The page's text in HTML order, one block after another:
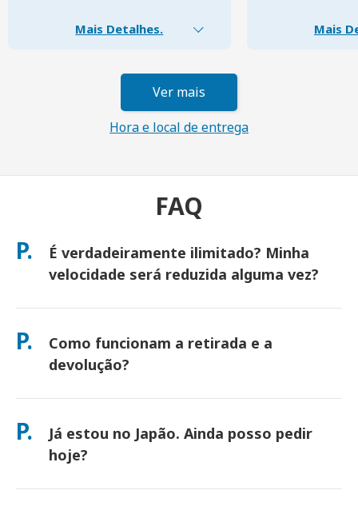
Mais Detalhes. Mais
Ver mais
Hora e local de entrega
FAQ
P.
É verdadeiramente ilimitado? Minha
velocidade será reduzida alguma vez?
Sim. É verdadeiramente ilimitado e não aplicamos limites de
Você pode usar quantos dados quiser, o dia todo. (Como
qualquer rede móvel, o congestionamento temporário da
operadora pode afetar as velocidades). Se alguma vez ocorrer
P.
Como funcionam a retirada e a
devolução?
Retire nos principais aeroportos ou escolha entrega em
devolução pré-pago está incluído — basta depositá-lo em
qualquer caixa de correio no Japão. Sem papelada, sem filas
no balcão.
P.
Já estou no Japão. Ainda posso pedir
hoje?
Sim. A retirada no mesmo dia no aeroporto está disponível.